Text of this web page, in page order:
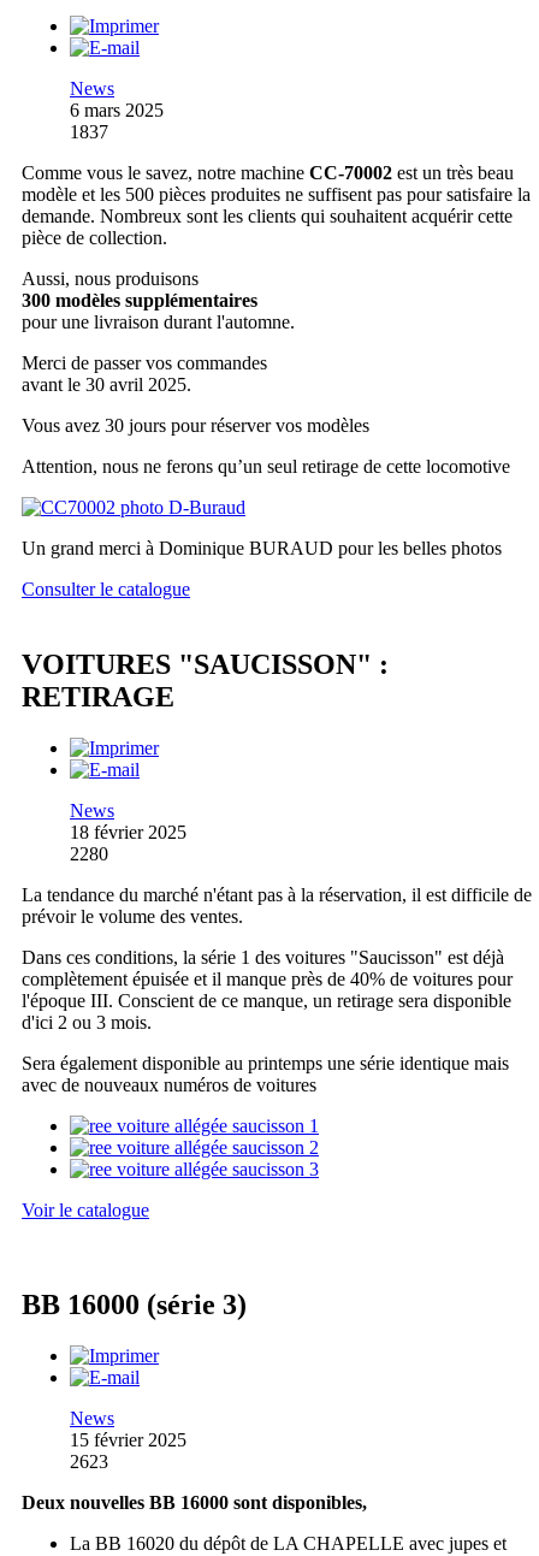
News
6 mars 2025
1837
Comme vous le savez, notre machine CC-70002 est un très beau
modèle et les 500 pièces produites ne suffisent pas pour satisfaire la
demande. Nombreux sont les clients qui souhaitent acquérir cette
pièce de collection.
Aussi, nous produisons
300 modèles supplémentaires
pour une livraison durant l'automne.
Merci de passer vos commandes
avant le 30 avril 2025.
Vous avez 30 jours pour réserver vos modèles
Attention, nous ne ferons qu’un seul retirage de cette locomotive
Un grand merci à Dominique BURAUD pour les belles photos
Consulter le catalogue
VOITURES "SAUCISSON" :
RETIRAGE
News
18 février 2025
2280
La tendance du marché n'étant pas à la réservation, il est difficile de
prévoir le volume des ventes.
Dans ces conditions, la série 1 des voitures "Saucisson" est déjà
complètement épuisée et il manque près de 40% de voitures pour
l'époque III. Conscient de ce manque, un retirage sera disponible
d'ici 2 ou 3 mois.
Sera également disponible au printemps une série identique mais
avec de nouveaux numéros de voitures
Voir le catalogue
BB 16000 (série 3)
News
15 février 2025
2623
Deux nouvelles BB 16000 sont disponibles,
La BB 16020 du dépôt de LA CHAPELLE avec jupes et